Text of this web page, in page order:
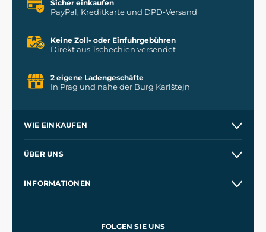
Sicher einkaufen
PayPal, Kreditkarte und DPD-Versand
Keine Zoll- oder Einfuhrgebühren
Direkt aus Tschechien versendet
2 eigene Ladengeschäfte
In Prag und nahe der Burg Karlštejn
WIE EINKAUFEN
Kontakt
ÜBER UNS
INFORMATIONEN
DatenschutzerklärungFOLGEN SIE UNS